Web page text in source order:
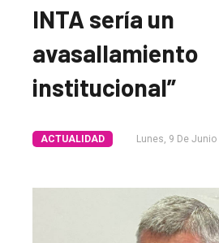
INTA sería un
avasallamiento
institucional”
ACTUALIDAD Lunes, 9 De Junio